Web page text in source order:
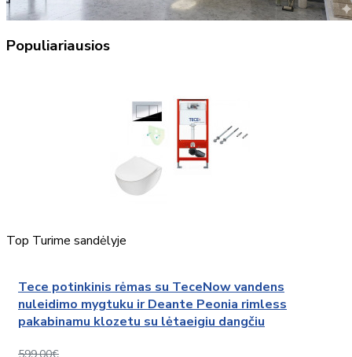
Populiariausios
Top Turime sandėlyje
Tece potinkinis rėmas su TeceNow vandens
nuleidimo mygtuku ir Deante Peonia rimless
pakabinamu klozetu su lėtaeigiu dangčiu